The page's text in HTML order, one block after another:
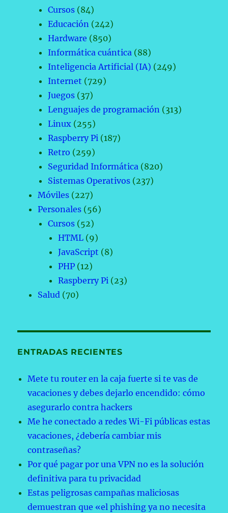
Cursos (84)
Educación (242)
Hardware (850)
Informática cuántica (88)
Inteligencia Artificial (IA) (249)
Internet (729)
Juegos (37)
Lenguajes de programación (313)
Linux (255)
Raspberry Pi (187)
Retro (259)
Seguridad Informática (820)
Sistemas Operativos (237)
Móviles (227)
Personales (56)
Cursos (52)
HTML (9)
JavaScript (8)
PHP (12)
Raspberry Pi (23)
Salud (70)
ENTRADAS RECIENTES
Mete tu router en la caja fuerte si te vas de
vacaciones y debes dejarlo encendido: cómo
asegurarlo contra hackers
Me he conectado a redes Wi-Fi públicas estas
vacaciones, ¿debería cambiar mis
contraseñas?
Por qué pagar por una VPN no es la solución
definitiva para tu privacidad
Estas peligrosas campañas maliciosas
demuestran que «el phishing ya no necesita